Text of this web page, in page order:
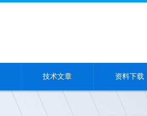
技术文章 资料下载